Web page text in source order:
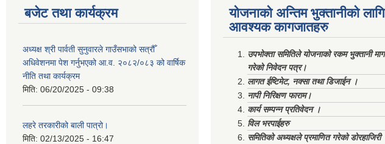
बजेट तथा कार्यक्रम
अध्यक्ष श्री पार्वती सुनुवारले गाउँसभाको सत्रौँ
अधिवेशनमा पेश गर्नुभएको आ.व. २०८२/०८३ को वार्षिक
नीति तथा कार्यक्रम
मिति: 06/20/2025 - 09:38
लहरे तरकारीको बाली पात्रो।
मिति: 02/13/2025 - 16:47
योजनाको अन्तिम भुक्तानीको लागि
आवश्यक कागजातहरु
उपभोक्ता समितिले योजनाको रकम भुक्तानी माग
गरेको निवेदन पत्र।
लागत ईष्टिमेट, नक्सा तथा डिजाईन ।
नापी निरिक्षण फाराम।
कार्य सम्पन्न प्रतिवेदन ।
विल भरपाईहरु
समितिको अध्यक्षले प्रमाणित गरेको डोरहाजिरी